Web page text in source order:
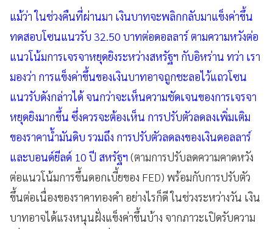
แม้ว่า ในช่วงคืนที่ผ่านมา เงินบาทจะพลิกกลับมาแข็งค่าขึ้น
ทดสอบโซนแนวรับ 32.50 บาทต่อดอลลาร์ ตามความหวังต่อ
แนวโน้มการเจรจาหยุดยิงระหว่างสหรัฐฯ กับอิหร่าน ทว่า เรา
มองว่า การแข็งค่าขึ้นของเงินบาทอาจถูกชะลอไว้แถวโซน
แนวรับดังกล่าวได้ จนกว่าจะเห็นความชัดเจนของการเจรจา
หยุดยิงมากขึ้น ซึ่งควรจะต้องเห็น การปรับตัวลดลงเพิ่มเติม
ของราคาน้ำมันดิบ รวมถึง การปรับตัวลดลงของเงินดอลลาร์
และบอนด์ยีลด์ 10 ปี สหรัฐฯ (ตามการปรับลดความคาดหวัง
ต่อแนวโน้มการขึ้นดอกเบี้ยของ FED) พร้อมกับการปรับตัว
ขึ้นต่อเนื่องของราคาทองคำ อย่างไรก็ดี ในช่วงระหว่างวัน เงิน
บาทอาจได้แรงหนุนฝั่งแข็งค่าขึ้นบ้าง จากภาวะเปิดรับความ